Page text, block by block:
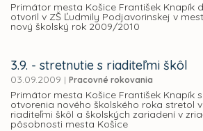
Primátor mesta Košice František Knapík
otvoril v ZŠ Ľudmily Podjavorinskej v
nový školský rok 2009/2010
3.9. - stretnutie s riaditeľmi škôl
03.09.2009 | Pracovné rokovania
Primátor mesta Košice František Knapík
otvorenia nového školského roka stretol
riaditeľmi škôl a školských zariadení v
pôsobnosti mesta Košice